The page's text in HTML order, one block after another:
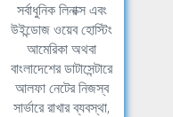
সর্বাধুনিক লিনাক্স এবং
উইন্ডোজ ওয়েব হোস্টিং
আমেরিকা অথবা
বাংলাদেশের ডাটাসেন্টারে
আলফা নেটের নিজস্ব
সার্ভারে রাখার ব্যবস্থা,